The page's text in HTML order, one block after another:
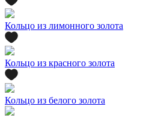
Кольцо из лимонного золота
Кольцо из красного золота
Кольцо из белого золота